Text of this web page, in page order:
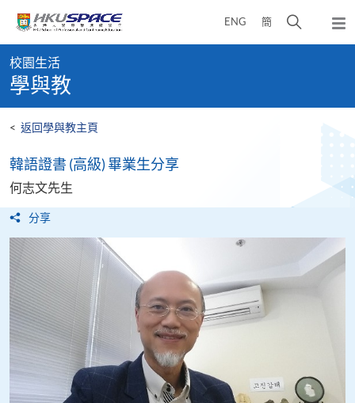
content
ENG 簡
開
彈
出
content
start
校園生活
學與教
< 返回學與教主頁
韓語證書 (高級) 畢業生分享
何志文先生
分享